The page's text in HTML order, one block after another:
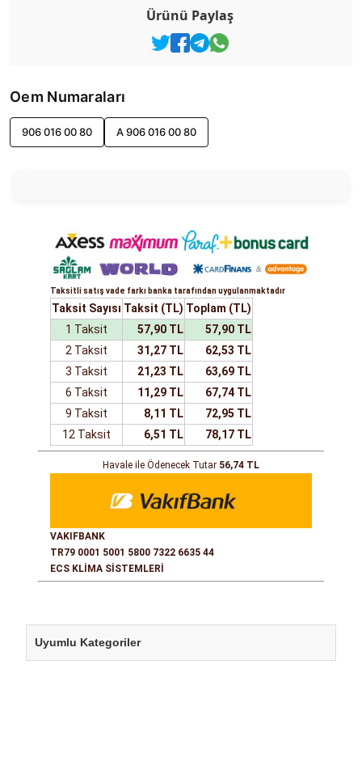
Ürünü Paylaş
Oem Numaraları
906 016 00 80 A 906 016 00 80
Taksitli satış vade farkı banka tarafından uygulanmaktadır
Taksit Sayısı Taksit (TL) Toplam (TL)
1 Taksit
57,90 TL
57,90 TL
2 Taksit
31,27 TL
62,53 TL
3 Taksit
21,23 TL
63,69 TL
6 Taksit
11,29 TL
67,74 TL
9 Taksit
8,11 TL
72,95 TL
12 Taksit
6,51 TL 78,17 TL
Havale ile Ödenecek Tutar 56,74 TL
VAKIFBANK
TR79 0001 5001 5800 7322 6635 44
ECS KLİMA SİSTEMLERİ
Uyumlu Kategoriler